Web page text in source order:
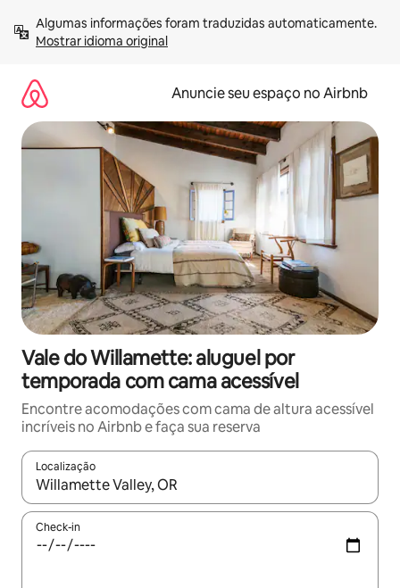
para
Mostrar idioma original
Anuncie seu espaço no Airbnb
Vale do Willamette: aluguel por
temporada com cama acessível
Encontre acomodações com cama de altura acessível
incríveis no Airbnb e faça sua reserva
Localização
Quando os resultados estiverem disponíveis, explore-os
Check-in